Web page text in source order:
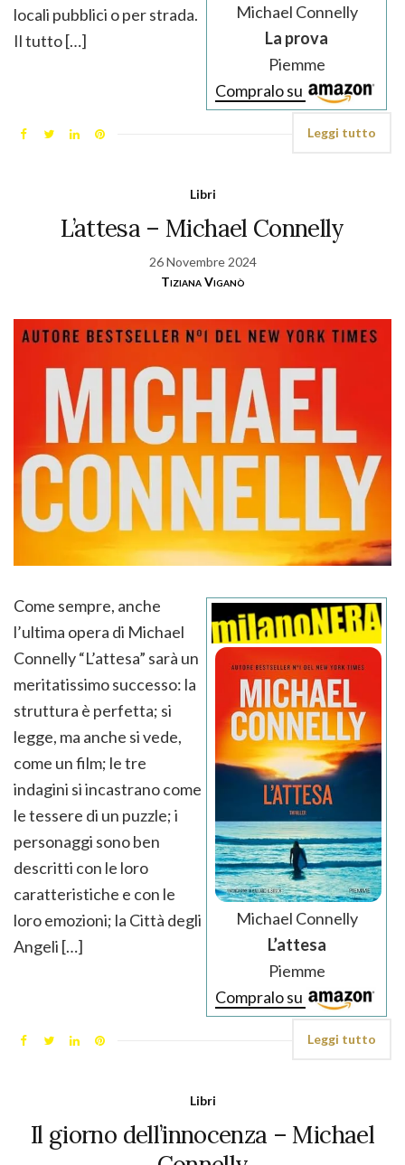
Michael Connelly
La prova
Piemme
Compralo su
locali pubblici o per strada.
Il tutto […]
Leggi tutto
Libri
L’attesa – Michael Connelly
26 Novembre 2024
Tiziana Viganò
Michael Connelly
L’attesa
Piemme
Compralo su
Come sempre, anche
l’ultima opera di Michael
Connelly “L’attesa” sarà un
meritatissimo successo: la
struttura è perfetta; si
legge, ma anche si vede,
come un film; le tre
indagini si incastrano come
le tessere di un puzzle; i
personaggi sono ben
descritti con le loro
caratteristiche e con le
loro emozioni; la Città degli
Angeli […]
Leggi tutto
Libri
Il giorno dell’innocenza – Michael